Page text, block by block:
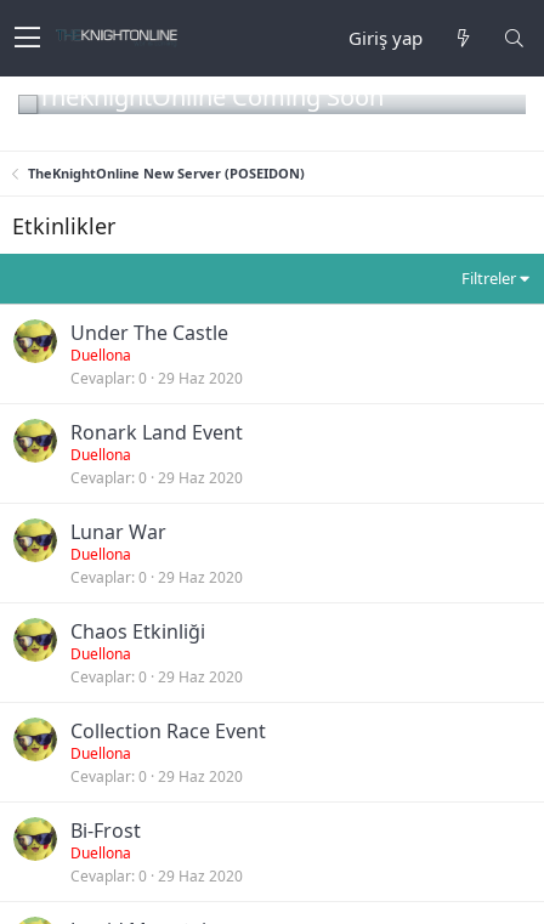
Giriş yap
TheKnightOnline Coming Soon
TheKnightOnline New Server (POSEIDON)
Etkinlikler
Filtreler
Under The Castle
Duellona
Cevaplar 0 29 Haz 2020
Ronark Land Event
Duellona
Cevaplar 0 29 Haz 2020
Lunar War
Duellona
Cevaplar 0 29 Haz 2020
Chaos Etkinliği
Duellona
Cevaplar 0 29 Haz 2020
Collection Race Event
Duellona
Cevaplar 0 29 Haz 2020
Bi-Frost
Duellona
Cevaplar 0 29 Haz 2020